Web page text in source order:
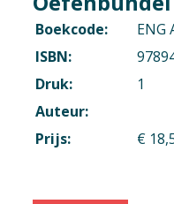
Vak
Engels
Travel, leisure,
Ondernemer
Boekcode:
ENG
ISBN:
Druk:
1
Auteur:
Prijs:
€